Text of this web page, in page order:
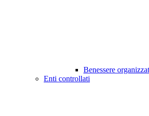
Benessere
Enti controllati